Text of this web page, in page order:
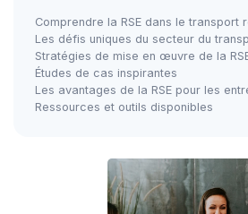
Comprendre la RSE dans le transport
Les défis uniques du secteur du
Stratégies de mise en œuvre de la
Études de cas inspirantes
Les avantages de la RSE pour les
Ressources et outils disponibles